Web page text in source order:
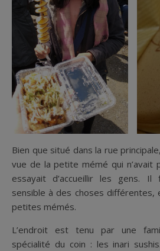
Bien que situé dans la rue
vue de la petite mémé qui n’avait
essayait d’accueillir les gens.
sensible à des choses différentes,
petites mémés.
L’endroit est tenu par une
spécialité du coin : les inari